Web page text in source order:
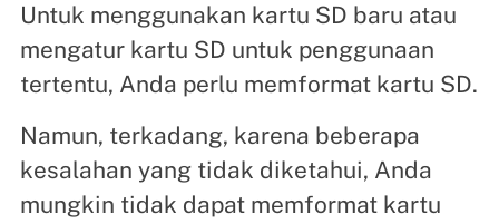
Untuk menggunakan kartu SD baru atau
mengatur kartu SD untuk penggunaan
tertentu, Anda perlu memformat kartu SD.
Namun, terkadang, karena beberapa
kesalahan yang tidak diketahui, Anda
mungkin tidak dapat memformat kartu